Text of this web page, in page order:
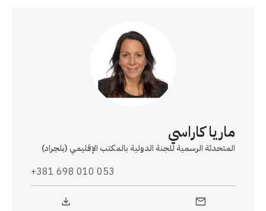
ماريا كاراسي
المتحدثة الرسمية للجنة الدولية بالمكتب الإقليمي (بلجراد)
+381 698 010 053